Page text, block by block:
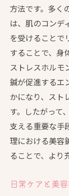
方法です。多く
は、肌のコンデ
を受けることで
することで、身
ストレスホルモ
鍼が促進するエ
かになり、スト
す。したがって
支える重要な手
理における美容
ることで、より
日常ケアと美